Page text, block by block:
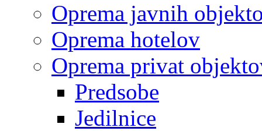
Oprema javnih
Oprema hotelov
Oprema privat
Predsobe
Jedilnice